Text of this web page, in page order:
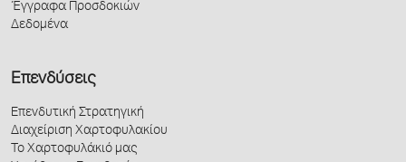
Έγγραφα Προσδοκιών
Δεδομένα
Επενδύσεις
Επενδυτική Στρατηγική
Διαχείριση Χαρτοφυλακίου
Το Χαρτοφυλάκιό μας